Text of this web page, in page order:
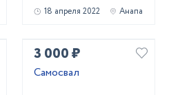
18 апреля 2022 Анапа
3 000 ₽
Самосвал